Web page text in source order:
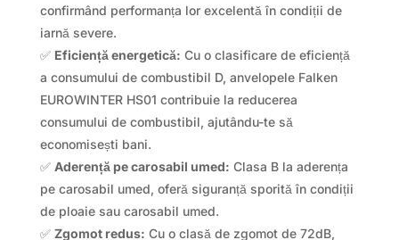
confirmând performanța lor excelentă în condiții de
iarnă severe.
✅ Eficiență energetică: Cu o clasificare de eficiență
a consumului de combustibil D, anvelopele Falken
EUROWINTER HS01 contribuie la reducerea
consumului de combustibil, ajutându-te să
economisești bani.
✅ Aderență pe carosabil umed: Clasa B la aderența
pe carosabil umed, oferă siguranță sporită în condiții
de ploaie sau carosabil umed.
✅ Zgomot redus: Cu o clasă de zgomot de 72dB,